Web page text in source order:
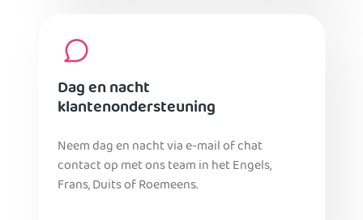
Dag en nacht
klantenondersteuning
Neem dag en nacht via e-mail of chat
contact op met ons team in het Engels,
Frans, Duits of Roemeens.